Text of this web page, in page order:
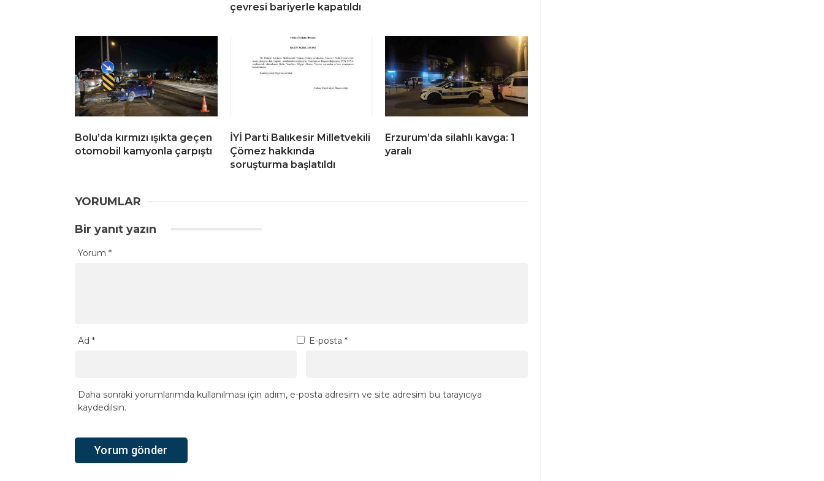
çevresi bariyerle kapatıldı
Bolu’da kırmızı ışıkta geçen
otomobil kamyonla çarpıştı
İYİ Parti Balıkesir Milletvekili
Çömez hakkında
soruşturma başlatıldı
Erzurum’da silahlı kavga: 1
yaralı
YORUMLAR
Bir yanıt yazın
Yorum *
Ad * E-posta *
Daha sonraki yorumlarımda kullanılması için adım, e-posta adresim ve site adresim bu tarayıcıya
kaydedilsin.